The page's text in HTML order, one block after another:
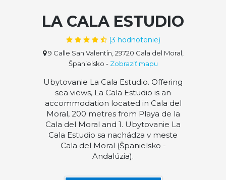
LA CALA ESTUDIO
(3 hodnotenie)
9 Calle San Valentín, 29720 Cala del Moral,
Španielsko - Zobraziť mapu
Ubytovanie La Cala Estudio. Offering
sea views, La Cala Estudio is an
accommodation located in Cala del
Moral, 200 metres from Playa de la
Cala del Moral and 1. Ubytovanie La
Cala Estudio sa nachádza v meste
Cala del Moral (Španielsko -
Andalúzia).